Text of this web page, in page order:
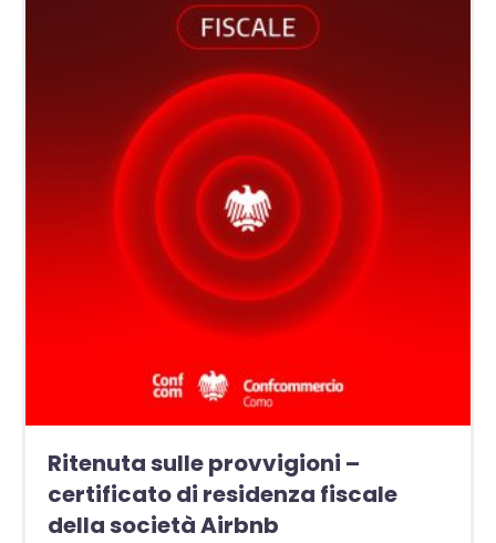
Ritenuta sulle provvigioni –
certificato di residenza fiscale
della società Airbnb